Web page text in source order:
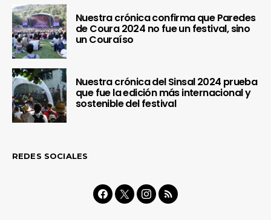
Nuestra crónica confirma que Paredes
de Coura 2024 no fue un festival, sino
un Couraíso
Nuestra crónica del Sinsal 2024 prueba
que fue la edición más internacional y
sostenible del festival
REDES SOCIALES